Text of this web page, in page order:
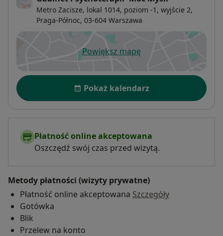
Metro Zacisze, lokal 1014, poziom -1, wyjście 2,
Praga-Północ, 03-604 Warszawa
Powiększ mapęotwiera się w nowej karcie
Dostępność
Pokaż kalendarz
Płatność online akceptowana
Oszczędź swój czas przed wizytą.
Metody płatności (wizyty prywatne)
Płatność online akceptowana Szczegóły
Gotówka
Blik
Przelew na konto